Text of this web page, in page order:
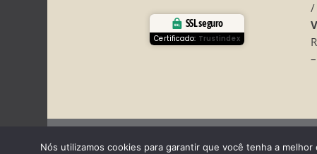
SSL seguro
Certificado: Trustindex
/
Nós utilizamos cookies para garantir que você tenha a